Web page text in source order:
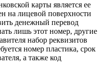
карты является ее
на лицевой поверхности
денежный перевод
лишь этот номер, другие
набор реквизитов
номер пластика, срок
а также код